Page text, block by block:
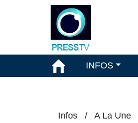
INFOS
Infos / A La Une